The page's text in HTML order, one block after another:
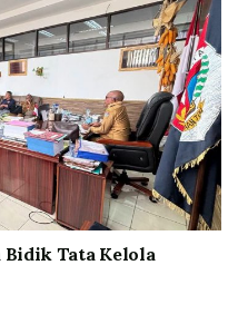
Bidik Tata Kelola